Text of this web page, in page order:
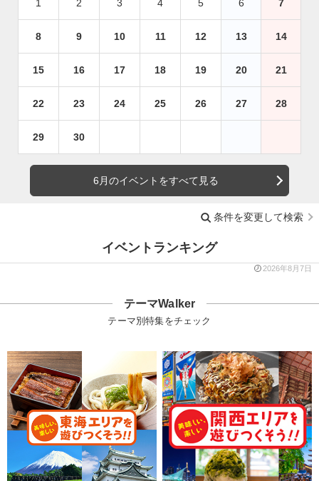
1 2 3 4 5 6 7
8 9 10 11 12 13 14
15 16 17 18 19 20 21
22 23 24 25 26 27 28
29 30
6月のイベントをすべて見る
条件を変更して検索
イベントランキング
2026年8月7日
テーマWalker
テーマ別特集をチェック